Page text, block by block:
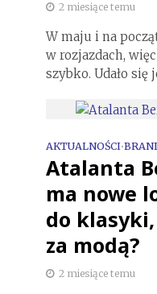
2 miesiące temu
W maju i na
w rozjazdach,
szybko. Udało się
AKTUALNOŚCI•
Atalanta
ma nowe
do
za modą?
2 miesiące temu